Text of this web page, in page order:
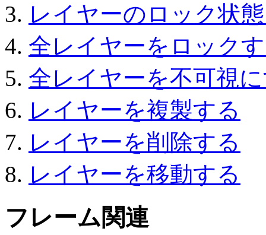
レイヤーのロック状
全レイヤーをロック
全レイヤーを不可視
レイヤーを複製する
レイヤーを削除する
レイヤーを移動する
フレーム関連